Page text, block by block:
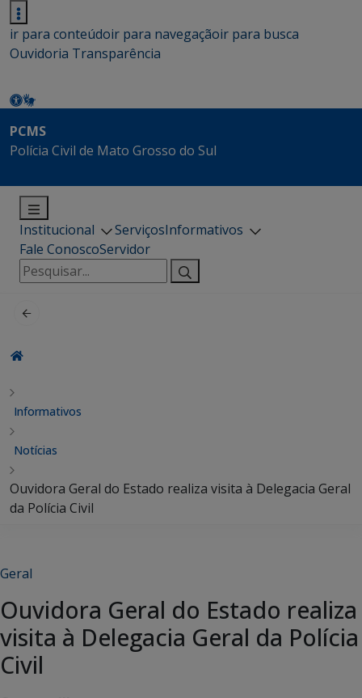
ir para conteúdoir para navegaçãoir para busca
Ouvidoria Transparência
PCMS
Polícia Civil de Mato Grosso do Sul
Institucional ServiçosInformativos
Fale ConoscoServidor
Pesquisar
por:
Informativos
Notícias
Ouvidora Geral do Estado realiza visita à Delegacia Geral
da Polícia Civil
Geral
Ouvidora Geral do Estado realiza
visita à Delegacia Geral da Polícia
Civil